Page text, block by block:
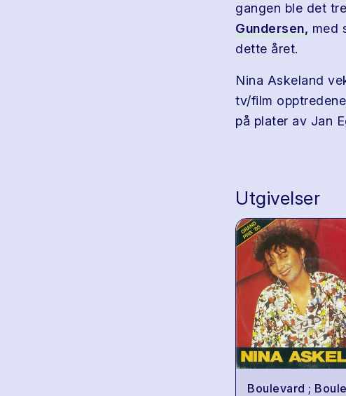
gangen ble det
Gundersen, med
dette året.
Nina Askeland
tv/film
på plater av Jan
Utgivelser
Boulevard ;